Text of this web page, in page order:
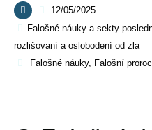
12/05/2025
Falošné náuky a sekty
rozlišovaní a oslobodení od zla
Falošné náuky, Falošní